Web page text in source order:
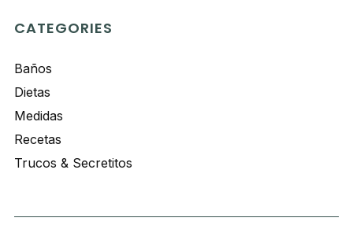
CATEGORIES
Baños
Dietas
Medidas
Recetas
Trucos & Secretitos